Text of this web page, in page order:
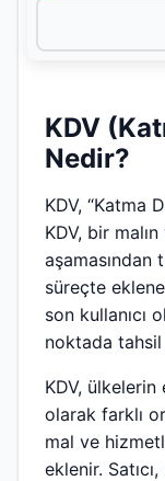
KDV
Nedir?
KDV, “Katma
KDV, bir
aşamasından
süreçte
son kullanıcı
noktada tahsil
KDV,
olarak farklı
mal ve
eklenir.